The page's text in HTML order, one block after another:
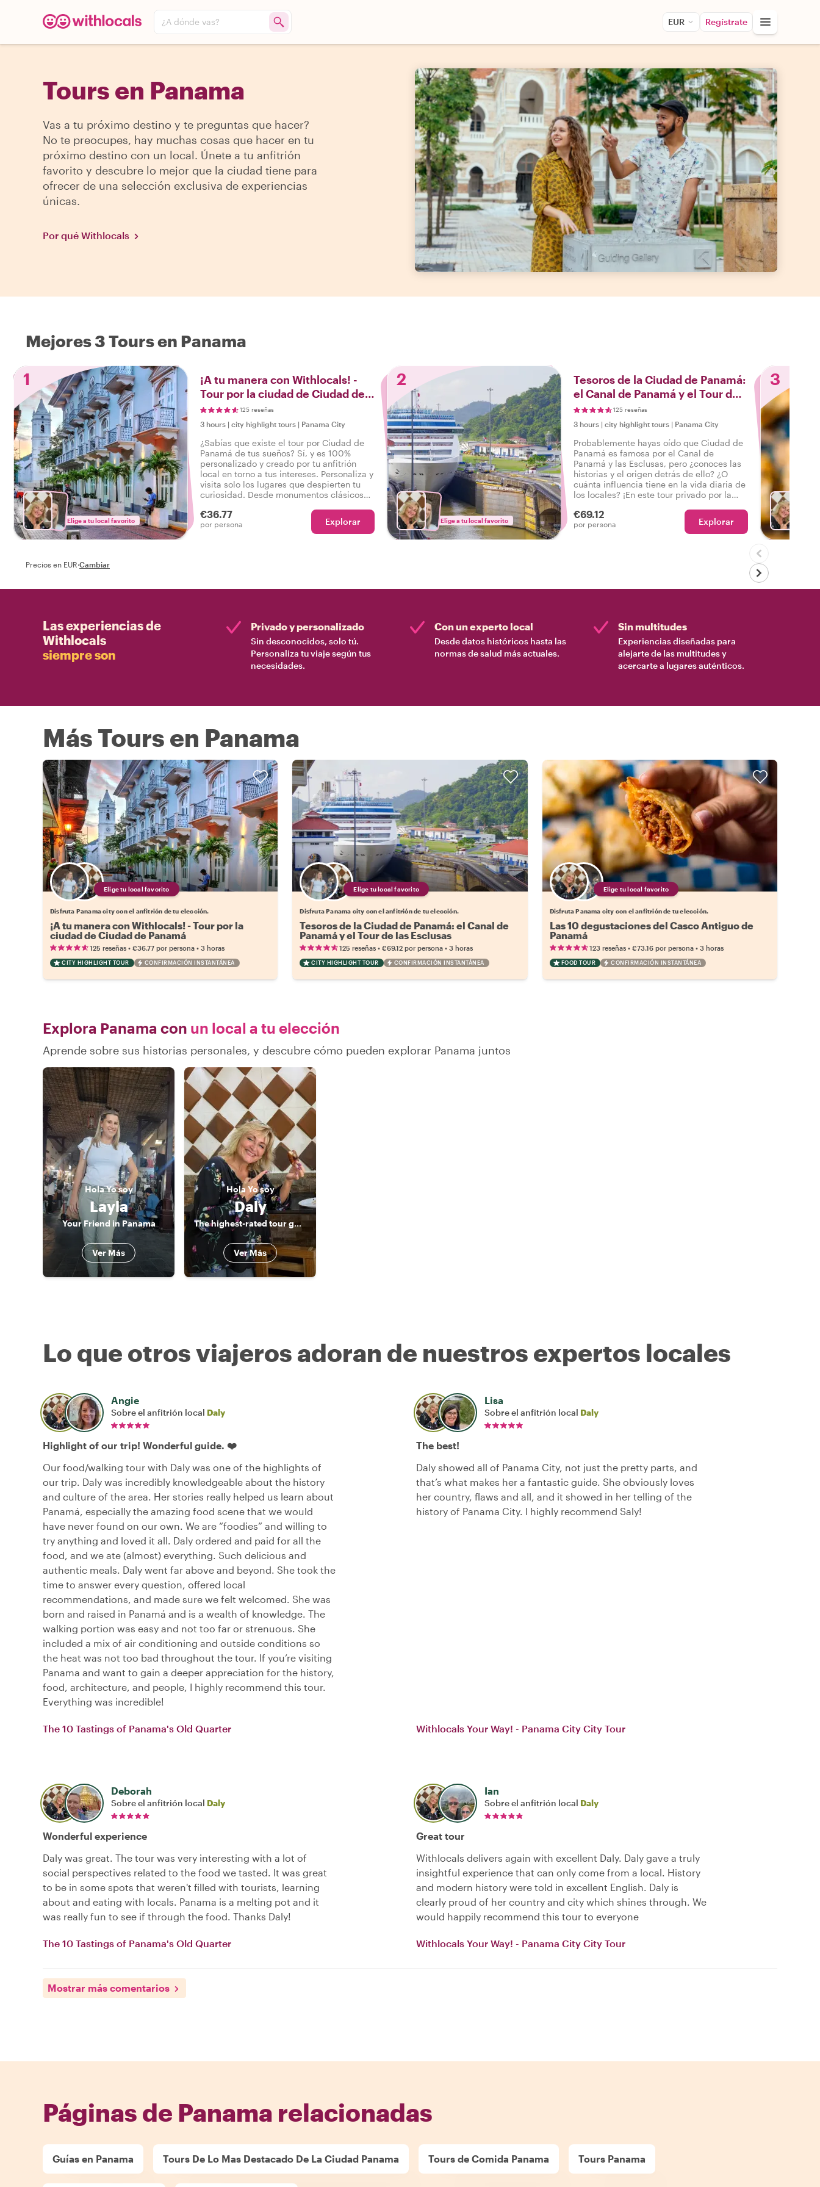
¿A dónde vas? EUR Regístrate
Tours en Panama
Vas a tu próximo destino y te preguntas que hacer?
No te preocupes, hay muchas cosas que hacer en tu
próximo destino con un local. Únete a tu anfitrión
favorito y descubre lo mejor que la ciudad tiene para
ofrecer de una selección exclusiva de experiencias
únicas.
Por qué Withlocals
Mejores 3 Tours en Panama
1
Elige a tu local favorito
¡A tu manera con Withlocals! -
Tour por la ciudad de Ciudad de
Panamá125 reseñas
3 hours | city highlight tours | Panama City
¿Sabías que existe el tour por Ciudad de
Panamá de tus sueños? Sí, y es 100%
personalizado y creado por tu anfitrión
local en torno a tus intereses. Personaliza y
visita solo los lugares que despierten tu
curiosidad. Desde monumentos clásicos
nuestras órdenes!
€36.77
por persona Explorar
2
Elige a tu local favorito
Tesoros de la Ciudad de Panamá:
el Canal de Panamá y el Tour de
las Esclusas
125 reseñas
3 hours | city highlight tours | Panama City
Probablemente hayas oído que Ciudad de
Panamá es famosa por el Canal de
Panamá y las Esclusas, pero ¿conoces las
historias y el origen detrás de ello? ¿O
cuánta influencia tiene en la vida diaria de
los locales? ¡En este tour privado por la
€69.12
por persona Explorar
3
Precios en EUR·Cambiar
Las experiencias de
Withlocals
siempre son
Privado y personalizado
Sin desconocidos, solo tú.
Personaliza tu viaje según tus
necesidades.
Con un experto local
Desde datos históricos hasta las
normas de salud más actuales.
Sin multitudes
Experiencias diseñadas para
alejarte de las multitudes y
acercarte a lugares auténticos.
Más Tours en Panama
Elige tu local favorito
Disfruta Panama city con el anfitrión de tu elección.
¡A tu manera con Withlocals! - Tour por la
ciudad de Ciudad de Panamá
125 reseñas • €36.77 por persona • 3 horas
CITY HIGHLIGHT TOUR CONFIRMACIÓN INSTANTÁNEA
Elige tu local favorito
Disfruta Panama city con el anfitrión de tu elección.
Tesoros de la Ciudad de Panamá: el Canal de
Panamá y el Tour de las Esclusas
125 reseñas •€69.12 por persona •3 horas
CITY HIGHLIGHT TOUR CONFIRMACIÓN INSTANTÁNEA
Elige tu local favorito
Disfruta Panama city con el anfitrión de tu elección.
Las 10 degustaciones del Casco Antiguo de
Panamá
123 reseñas• €73.16 por persona• 3 horas
FOOD TOUR CONFIRMACIÓN INSTANTÁNEA
Explora Panama con un local a tu elección
Aprende sobre sus historias personales, y descubre cómo pueden explorar Panama juntos
HolaYo soy
Layla
Your Friend in Panama
Ver Más
HolaYo soy
Daly
The highest-rated tour guide and a true Panamanian host.
Ver Más
Lo que otros viajeros adoran de nuestros expertos locales
Angie
Sobre el anfitrión local Daly
Highlight of our trip! Wonderful guide. ❤️
Our food/walking tour with Daly was one of the highlights of
our trip. Daly was incredibly knowledgeable about the history
and culture of the area. Her stories really helped us learn about
Panamá, especially the amazing food scene that we would
have never found on our own. We are “foodies” and willing to
try anything and loved it all. Daly ordered and paid for all the
food, and we ate (almost) everything. Such delicious and
authentic meals. Daly went far above and beyond. She took the
time to answer every question, offered local
recommendations, and made sure we felt welcomed. She was
born and raised in Panamá and is a wealth of knowledge. The
walking portion was easy and not too far or strenuous. She
included a mix of air conditioning and outside conditions so
the heat was not too bad throughout the tour. If you’re visiting
Panama and want to gain a deeper appreciation for the history,
food, architecture, and people, I highly recommend this tour.
Everything was incredible!
The 10 Tastings of Panama's Old Quarter
Lisa
Sobre el anfitrión local Daly
The best!
Daly showed all of Panama City, not just the pretty parts, and
that’s what makes her a fantastic guide. She obviously loves
her country, flaws and all, and it showed in her telling of the
history of Panama City. I highly recommend Saly!
Withlocals Your Way! - Panama City City Tour
Deborah
Sobre el anfitrión local Daly
Wonderful experience
Daly was great. The tour was very interesting with a lot of
social perspectives related to the food we tasted. It was great
to be in some spots that weren't filled with tourists, learning
about and eating with locals. Panama is a melting pot and it
was really fun to see if through the food. Thanks Daly!
The 10 Tastings of Panama's Old Quarter
Ian
Sobre el anfitrión local Daly
Great tour
Withlocals delivers again with excellent Daly. Daly gave a truly
insightful experience that can only come from a local. History
and modern history were told in excellent English. Daly is
clearly proud of her country and city which shines through. We
would happily recommend this tour to everyone
Withlocals Your Way! - Panama City City Tour
Mostrar más comentarios
Páginas de Panama relacionadas
Guías en Panama Tours De Lo Mas Destacado De La Ciudad Panama Tours de Comida Panama Tours Panama